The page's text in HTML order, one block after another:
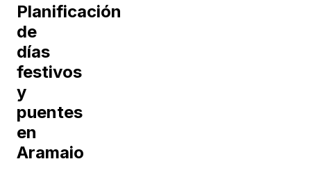
Planificación
de
días
festivos
y
puentes
en
Aramaio